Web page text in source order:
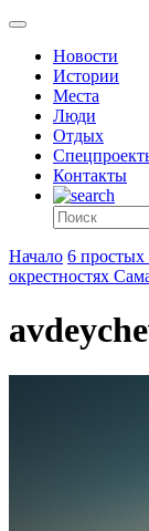
Новости
Истории
Места
Люди
Отдых
Контакты
Начало 6 простых
окрестностях